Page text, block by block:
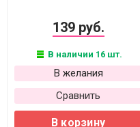
139 руб.
В наличии 16 шт.
В желания
Сравнить
В корзину